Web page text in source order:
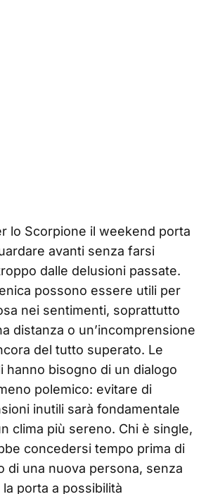
lo Scorpione il weekend porta
avanti senza farsi
dalle delusioni passate.
possono essere utili per
nei sentimenti, soprattutto
distanza o un’incomprensione
del tutto superato. Le
hanno bisogno di un dialogo
polemico: evitare di
inutili sarà fondamentale
clima più sereno. Chi è single,
concedersi tempo prima di
di una nuova persona, senza
porta a possibilità